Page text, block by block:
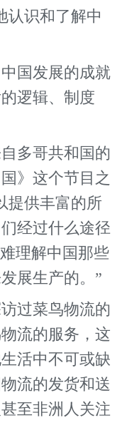
识和了解中
国发展的成就
逻辑、制度
多哥共和国的
》这个节目之
提供丰富的所
经过什么途径
理解中国那些
展生产的。”
过菜鸟物流的
流的服务，这
活中不可或缺
流的发货和送
至非洲人关注